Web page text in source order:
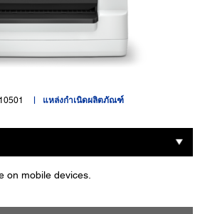
แหล่งกำเนิดผลิตภัณฑ์
on mobile devices.